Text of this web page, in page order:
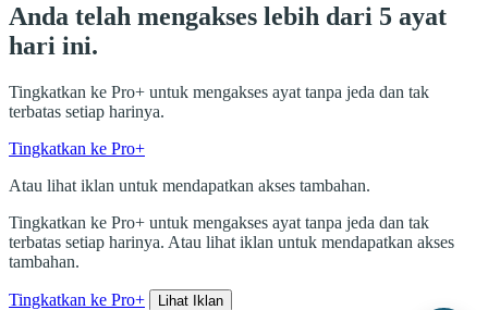
Anda telah mengakses lebih dari 5 ayat
hari ini.
Tingkatkan ke Pro+ untuk mengakses ayat tanpa jeda dan tak
terbatas setiap harinya.
Tingkatkan ke Pro+
Atau lihat iklan untuk mendapatkan akses tambahan.
Tingkatkan ke Pro+ untuk mengakses ayat tanpa jeda dan tak
terbatas setiap harinya. Atau lihat iklan untuk mendapatkan akses
tambahan.
Tingkatkan ke Pro+ Lihat Iklan